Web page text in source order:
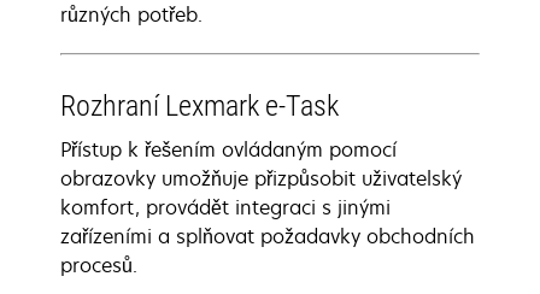
různých potřeb.
Rozhraní Lexmark e-Task
Přístup k řešením ovládaným pomocí
obrazovky umožňuje přizpůsobit uživatelský
komfort, provádět integraci s jinými
zařízeními a splňovat požadavky obchodních
procesů.